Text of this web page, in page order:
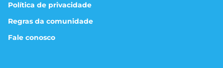
Política de privacidade
Regras da comunidade
Fale conosco